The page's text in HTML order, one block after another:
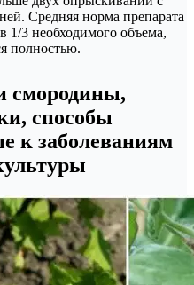
Средняя норма препарата
1/3 необходимого объема,
полностью.
смородины,
способы
к заболеваниям